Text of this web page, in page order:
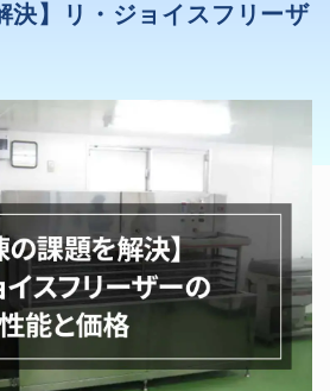
決】リ・ジョイスフリーザ